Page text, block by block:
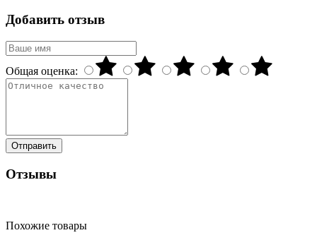
Добавить отзыв
Общая оценка:
Отправить
Отзывы
Похожие товары